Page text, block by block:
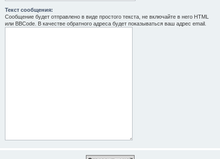
Текст сообщения:
Сообщение будет отправлено в виде простого текста, не включайте в него HTML
или BBCode. В качестве обратного адреса будет показываться ваш адрес email.